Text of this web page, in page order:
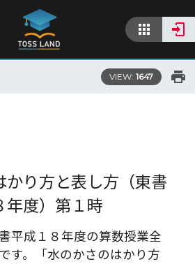
VIEW: 1647
かり方と表し方（東書
年度）第１時
平成１８年度の算数授業全
す。「水のかさのはかり方